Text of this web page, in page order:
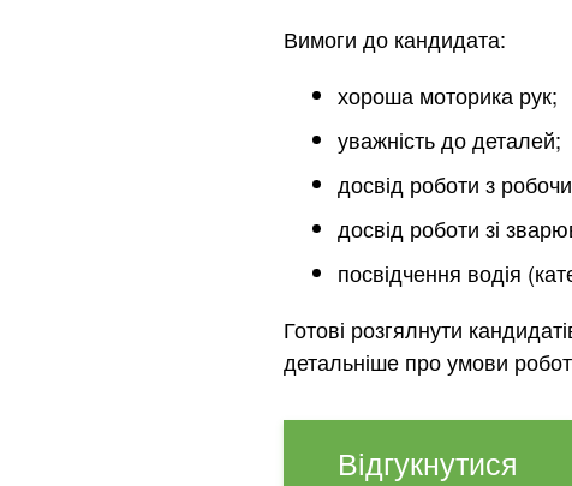
Вимоги до кандидата:
хороша моторика рук;
уважність до деталей;
досвід роботи з
досвід роботи зі
посвідчення водія
Готові розгялнути
детальніше про умови
Відгукнутися